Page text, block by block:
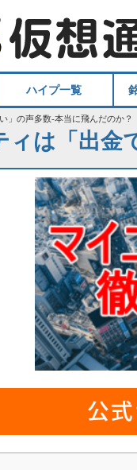
ハイプ一覧
」の声多数-本当に飛んだのか？
ィは「出金